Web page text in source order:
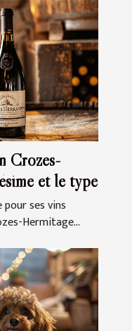
Crozes-
et le type
pour ses vins
Hermitage...